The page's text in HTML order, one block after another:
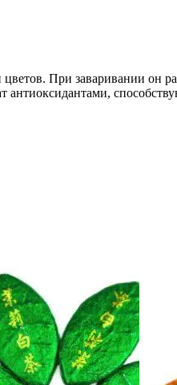
При заваривании он
антиоксидантами,